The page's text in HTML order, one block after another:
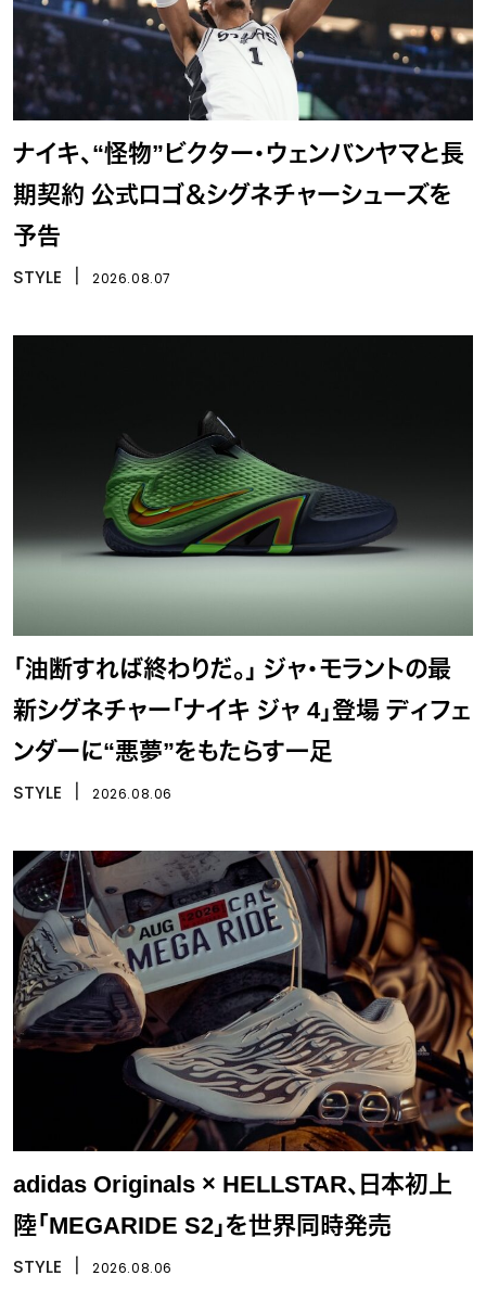
ナイキ、“怪物”ビクター・ウェンバンヤマと長
期契約 公式ロゴ＆シグネチャーシューズを
予告
STYLE 2026.08.07
「油断すれば終わりだ。」 ジャ・モラントの最
新シグネチャー「ナイキ ジャ 4」登場 ディフェ
ンダーに“悪夢”をもたらす一足
STYLE 2026.08.06
adidas Originals × HELLSTAR、日本初上
陸「MEGARIDE S2」を世界同時発売
STYLE 2026.08.06